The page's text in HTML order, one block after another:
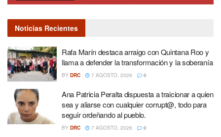
Noticias Recientes
Rafa Marín destaca arraigo con Quintana Roo y
llama a defender la transformación y la soberanía
BY DRC 7 AGOSTO, 2026 0
Ana Patricia Peralta dispuesta a traicionar a quien
sea y aliarse con cualquier corrupt@, todo para
seguir ordeñando al pueblo.
BY DRC 7 AGOSTO, 2026 0